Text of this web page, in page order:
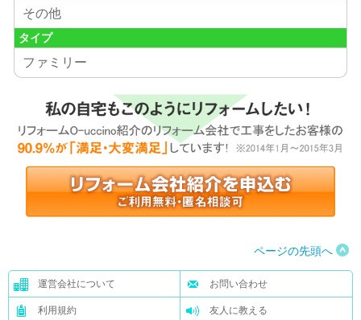
その他
タイプ
ファミリー
ページの先頭へ
運営会社について お問い合わせ
利用規約 友人に教える